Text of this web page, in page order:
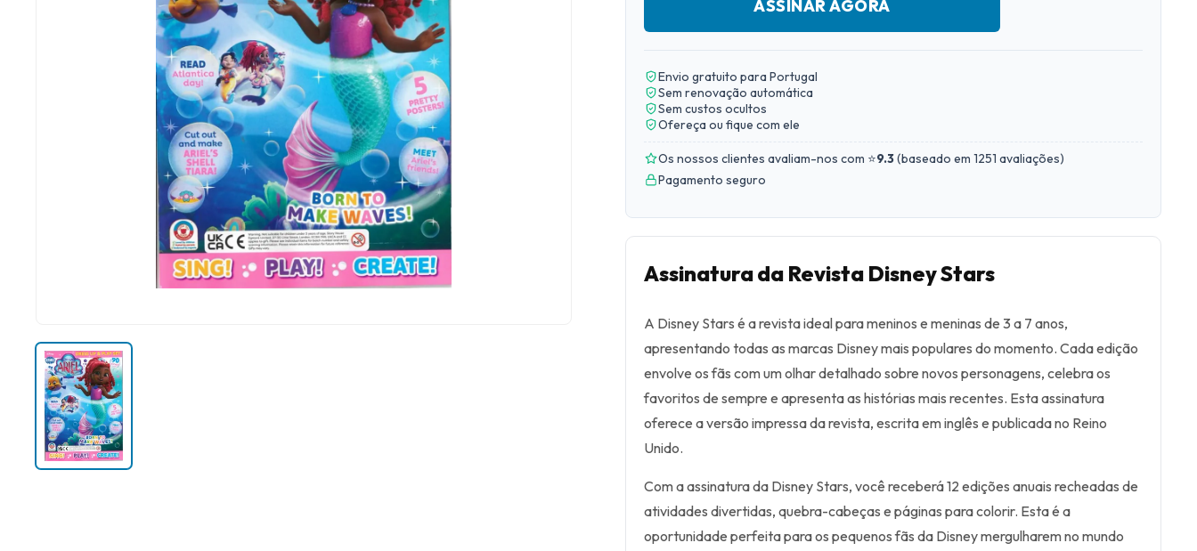
ASSINAR AGORA
Envio gratuito para Portugal
Sem renovação automática
Sem custos ocultos
Ofereça ou fique com ele
Os nossos clientes avaliam-nos com ⭐9.3(baseado em 1251 avaliações)
Pagamento seguro
Assinatura da Revista Disney Stars
A Disney Stars é a revista ideal para meninos e meninas de 3 a 7 anos,
apresentando todas as marcas Disney mais populares do momento. Cada edição
envolve os fãs com um olhar detalhado sobre novos personagens, celebra os
favoritos de sempre e apresenta as histórias mais recentes. Esta assinatura
oferece a versão impressa da revista, escrita em inglês e publicada no Reino
Unido.
Com a assinatura da Disney Stars, você receberá 12 edições anuais recheadas de
atividades divertidas, quebra-cabeças e páginas para colorir. Esta é a
oportunidade perfeita para os pequenos fãs da Disney mergulharem no mundo